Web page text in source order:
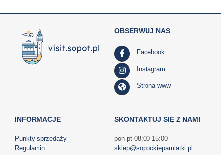
Opcje
wybrać
na
stronie
produktu
INFORMACJE
Punkty sprzedaży
Regulamin
OBSERWUJ NAS
Facebook
Instagram
Strona www
SKONTAKTUJ SIĘ Z NAMI
pon-pt 08:00-15:00
sklep@sopockiepamiatki.pl